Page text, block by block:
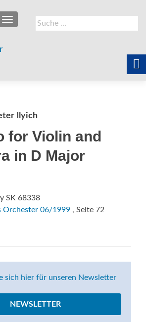
Suche
nach:
SCHALTE NAVIGATION
Ilyich
for Violin and
in D Major
SK 68338
Orchester 06/1999 , Seite 72
sich hier für unseren Newsletter
NEWSLETTER